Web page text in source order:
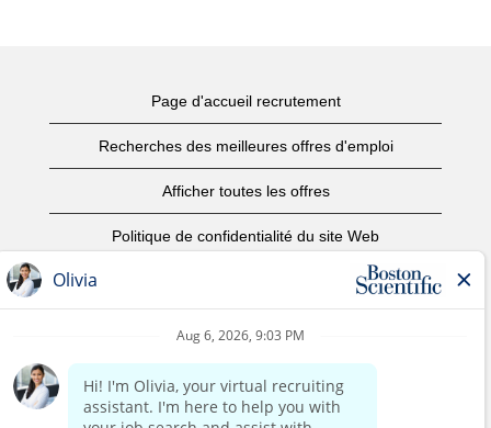
Page d'accueil recrutement
Recherches des meilleures offres d'emploi
Afficher toutes les offres
Politique de confidentialité du site Web
Page d'accueil du site de l'entreprise